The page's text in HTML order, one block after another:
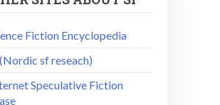
Fiction Encyclopedia
sf reseach)
Speculative Fiction